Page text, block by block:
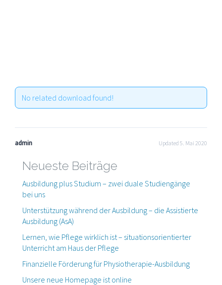
No related download found!
admin Updated 5. Mai 2020
Neueste Beiträge
Ausbildung plus Studium – zwei duale Studiengänge
bei uns
Unterstützung während der Ausbildung – die Assistierte
Ausbildung (AsA)
Lernen, wie Pflege wirklich ist – situationsorientierter
Unterricht am Haus der Pflege
Finanzielle Förderung für Physiotherapie-Ausbildung
Unsere neue Homepage ist online